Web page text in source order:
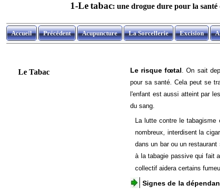
1-Letabac: une drogue dure pour la santé
Accueil Précédent Acupuncture La Sorcellerie Excision
Le risque fœtal. On sait
pour sa santé. Cela peut se
l'enfant est aussi atteint par
du sang.
La lutte contre le
nombreux, interdisent la
dans un bar ou un
à la tabagie passive qui fait
collectif aidera certains
Signes de la
Le Tabac